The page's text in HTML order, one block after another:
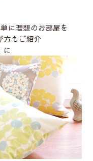
に理想のお部屋を
方もご紹介
に